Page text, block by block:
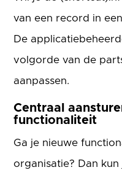
van een record in
De
volgorde van de
aanpassen.
Centraal
functionaliteit
Ga je nieuwe
organisatie? Dan